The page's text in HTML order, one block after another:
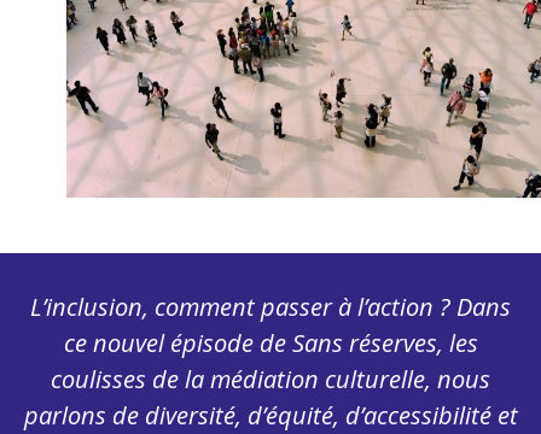
L’inclusion, comment passer à l’action ? Dans
ce nouvel épisode de Sans réserves, les
coulisses de la médiation culturelle, nous
parlons de diversité, d’équité, d’accessibilité et